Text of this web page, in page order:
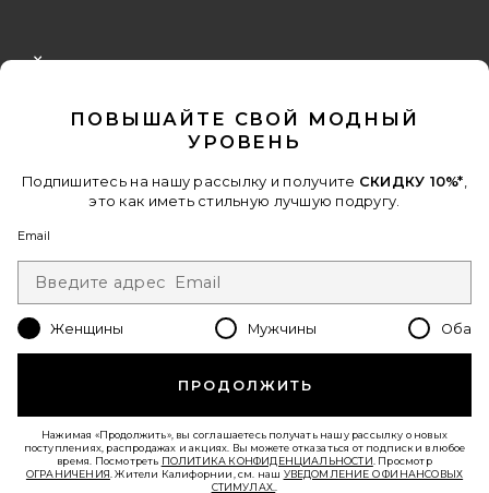
FOOTER
Когда вы подписываетесь на нашу рассылку, указав свой email.
Отписаться можно в любой момент.политика
Email Address
Change Country Regions
ru USD
ПОМОГИТЕ НАМ СТАТЬ ЛУЧШЕ!
Пройти краткий опрос о сегодняшнем визите. Вперед!
ПОВЫШАЙТЕ СВОЙ МОДНЫЙ
УРОВЕНЬ
Подпишитесь на нашу рассылку и получите СКИДКУ 10%*
это как иметь стильную лучшую подругу.
Email
Женщины Мужчины Оба
ПРОДОЛЖИТЬ
Нажимая «Продолжить», вы соглашаетесь получать нашу рассылку о новых
поступлениях, распродажах и акциях. Вы можете отказаться от подписки в любое
время. Посмотреть ПОЛИТИКА КОНФИДЕНЦИАЛЬНОСТИ . Просмотр
ОГРАНИЧЕНИЯ . Жители Калифорнии, см. наш УВЕДОМЛЕНИЕ О ФИНАНСОВЫХ
СТИМУЛАХ.